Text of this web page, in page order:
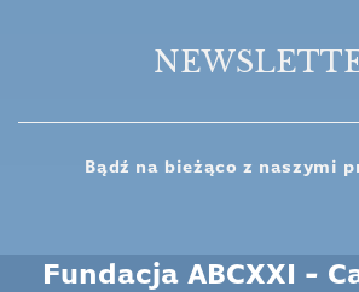
Bądź na bieżąco z naszymi
Fundacja ABCXXI -